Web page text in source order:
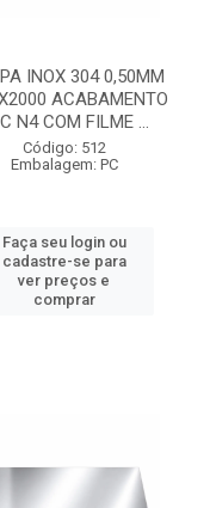
INOX 304 0,50MM
ACABAMENTO
N4 COM FILME ...
Código: 512
Embalagem: PC
Faça seu login ou
cadastre-se para
ver preços e
comprar